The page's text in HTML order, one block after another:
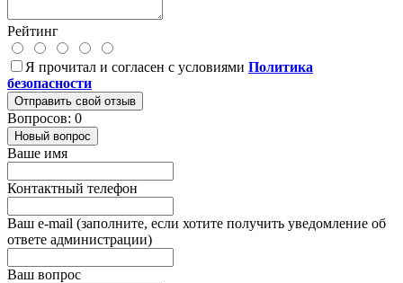
Рейтинг
Я прочитал и согласен с условиями Политика
безопасности
Отправить свой отзыв
Вопросов: 0
Новый вопрос
Ваше имя
Контактный телефон
Ваш e-mail (заполните, если хотите получить уведомление об
ответе администрации)
Ваш вопрос